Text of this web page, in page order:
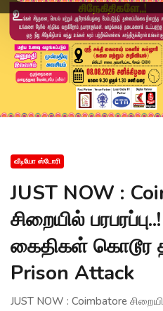
வீடியோ ஸ்டோரி
JUST NOW :
சிறையில்
கைதிகள் கொடூர
Prison Attack
JUST NOW : Coimbatore